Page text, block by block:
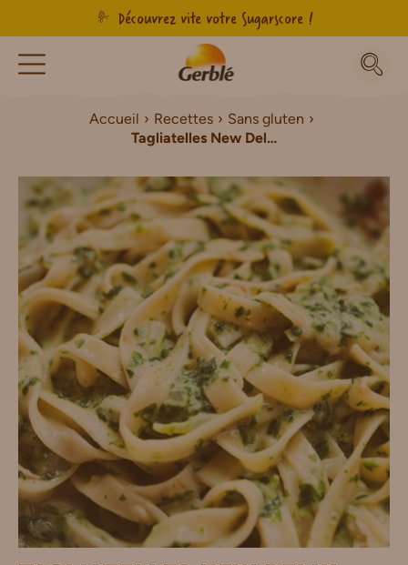
Découvrez vite votre Sugarscore !
Accueil Recettes
Sans gluten
Tagliatelles New Delhi Sans Gluten